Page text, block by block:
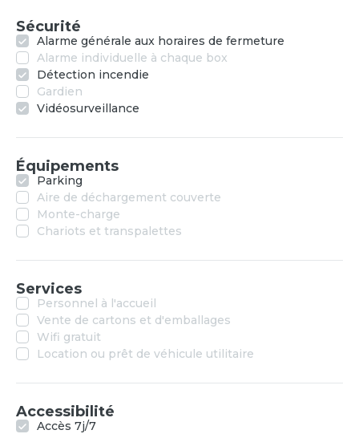
Sécurité
Alarme générale aux horaires de fermeture
Alarme individuelle à chaque box
Détection incendie
Gardien
Vidéosurveillance
Équipements
Parking
Aire de déchargement couverte
Monte-charge
Chariots et transpalettes
Services
Personnel à l'accueil
Vente de cartons et d'emballages
Wifi gratuit
Location ou prêt de véhicule utilitaire
Accessibilité
Accès 7j/7